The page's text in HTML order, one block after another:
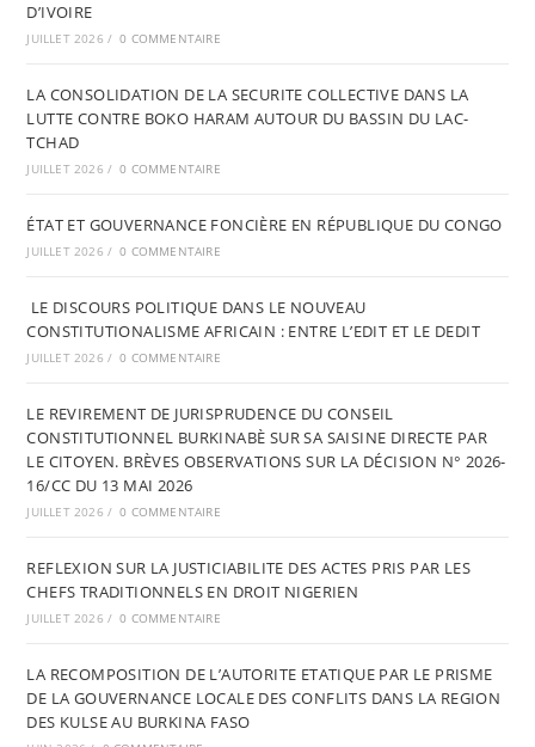
D’IVOIRE
JUILLET 2026 / 0 COMMENTAIRE
LA CONSOLIDATION DE LA SECURITE COLLECTIVE DANS LA
LUTTE CONTRE BOKO HARAM AUTOUR DU BASSIN DU LAC-
TCHAD
JUILLET 2026 / 0 COMMENTAIRE
ÉTAT ET GOUVERNANCE FONCIÈRE EN RÉPUBLIQUE DU CONGO
JUILLET 2026 / 0 COMMENTAIRE
LE DISCOURS POLITIQUE DANS LE NOUVEAU
CONSTITUTIONALISME AFRICAIN : ENTRE L’EDIT ET LE DEDIT
JUILLET 2026 / 0 COMMENTAIRE
LE REVIREMENT DE JURISPRUDENCE DU CONSEIL
CONSTITUTIONNEL BURKINABÈ SUR SA SAISINE DIRECTE PAR
LE CITOYEN. BRÈVES OBSERVATIONS SUR LA DÉCISION N° 2026-
16/CC DU 13 MAI 2026
JUILLET 2026 / 0 COMMENTAIRE
REFLEXION SUR LA JUSTICIABILITE DES ACTES PRIS PAR LES
CHEFS TRADITIONNELS EN DROIT NIGERIEN
JUILLET 2026 / 0 COMMENTAIRE
LA RECOMPOSITION DE L’AUTORITE ETATIQUE PAR LE PRISME
DE LA GOUVERNANCE LOCALE DES CONFLITS DANS LA REGION
DES KULSE AU BURKINA FASO